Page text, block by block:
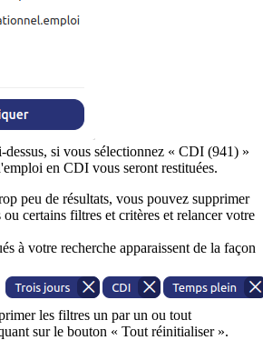
dessus, si vous sélectionnez « CDI (941) »
en CDI vous seront restituées.
peu de résultats, vous pouvez supprimer
ou certains filtres et critères et relancer votre
à votre recherche apparaissent de la façon
les filtres un par un ou tout
sur le bouton « Tout réinitialiser ».